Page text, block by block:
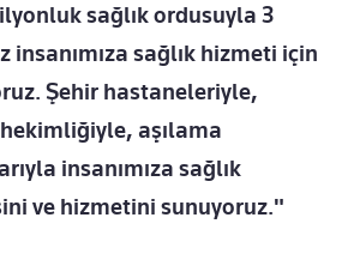
sağlık ordusuyla 3
insanımıza sağlık hizmeti için
Şehir hastaneleriyle,
aşılama
insanımıza sağlık
ve hizmetini sunuyoruz."